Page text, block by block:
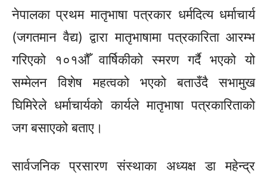
नेपालका प्रथम मातृभाषा पत्रकार धर्मदित्य धर्माचार्य
(जगतमान वैद्य) द्वारा मातृभाषामा पत्रकारिता आरम्भ
गरिएको १०१औँ वार्षिकीको स्मरण गर्दै भएको यो
सम्मेलन विशेष महत्वको भएको बताउँदै सभामुख
घिमिरेले धर्माचार्यको कार्यले मातृभाषा पत्रकारिताको
जग बसाएको बताए।
सार्वजनिक प्रसारण संस्थाका अध्यक्ष डा महेन्द्र